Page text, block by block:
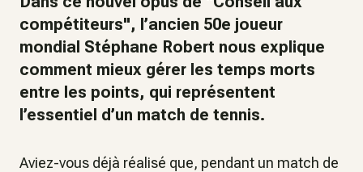
compétiteurs", l’ancien 50e joueur
mondial Stéphane Robert nous explique
comment mieux gérer les temps morts
entre les points, qui représentent
l’essentiel d’un match de tennis.
Aviez-vous déjà réalisé que, pendant un match de